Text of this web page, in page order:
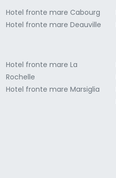
Hotel fronte mare Cabourg
Hotel fronte mare Deauville
Hotel fronte mare La
Rochelle
Hotel fronte mare Marsiglia